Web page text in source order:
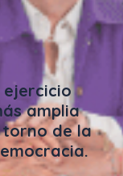
ejercicio
amplia
de la